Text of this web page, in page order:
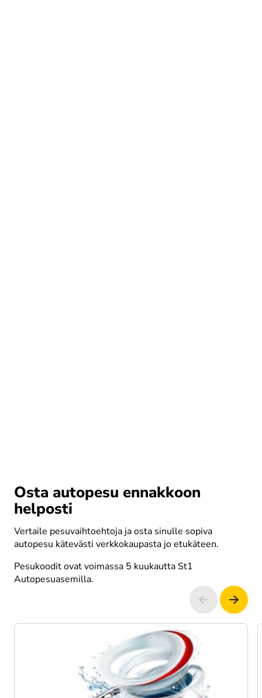
Osta autopesu ennakkoon
helposti
Vertaile pesuvaihtoehtoja ja osta sinulle sopiva
autopesu kätevästi verkkokaupasta jo etukäteen.
Pesukoodit ovat voimassa 5 kuukautta St1
Autopesuasemilla.